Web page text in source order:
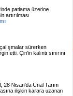
patlama üzerine
artırılması
sürerken
etti. Çin'in kalıntı sınırını
28 Nisan'da Ünal Tarım
ilişkin karara uzanan